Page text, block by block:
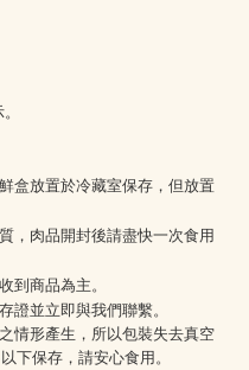
盒放置於冷藏室保存，但放置
，肉品開封後請盡快一次食用
到商品為主。
證並立即與我們聯繫。
情形產生，所以包裝失去真空
以下保存，請安心食用。